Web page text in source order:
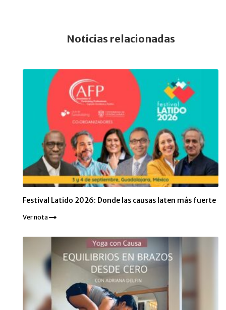
Noticias relacionadas
Festival Latido 2026: Donde las causas laten más fuerte
Ver nota